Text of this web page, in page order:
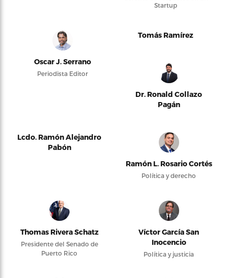
Startup
Oscar J. Serrano
Periodista Editor
Tomás Ramírez
Dr. Ronald Collazo
Pagán
Lcdo. Ramón Alejandro
Pabón
Ramón L. Rosario Cortés
Política y derecho
Thomas Rivera Schatz
Presidente del Senado de
Puerto Rico
Víctor García San
Inocencio
Política y justicia